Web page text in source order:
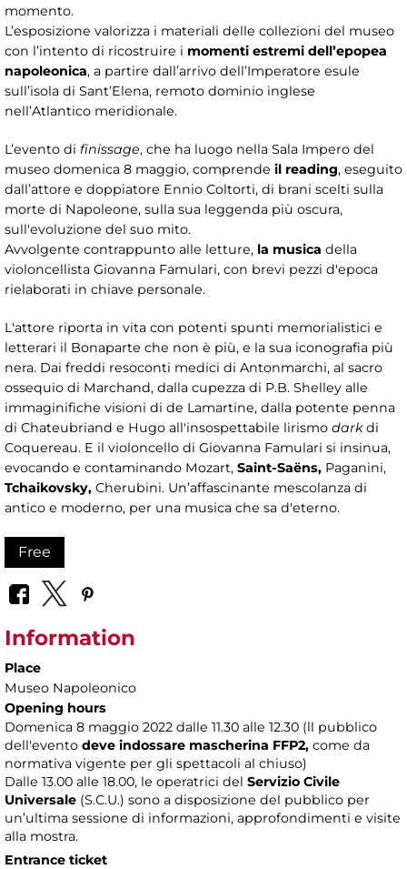
momento.
L’esposizione valorizza i materiali delle collezioni del museo
con l’intento di ricostruire i momenti estremi dell’epopea
napoleonica, a partire dall’arrivo dell’Imperatore esule
sull’isola di Sant’Elena, remoto dominio inglese
nell’Atlantico meridionale.
L’evento di finissage, che ha luogo nella Sala Impero del
museo domenica 8 maggio, comprende il reading, eseguito
dall’attore e doppiatore Ennio Coltorti, di brani scelti sulla
morte di Napoleone, sulla sua leggenda più oscura,
sull'evoluzione del suo mito.
Avvolgente contrappunto alle letture, la musica della
violoncellista Giovanna Famulari, con brevi pezzi d'epoca
rielaborati in chiave personale.
L'attore riporta in vita con potenti spunti memorialistici e
letterari il Bonaparte che non è più, e la sua iconografia più
nera. Dai freddi resoconti medici di Antonmarchi, al sacro
ossequio di Marchand, dalla cupezza di P.B. Shelley alle
immaginifiche visioni di de Lamartine, dalla potente penna
di Chateubriand e Hugo all'insospettabile lirismo darkdi
Coquereau. E il violoncello di Giovanna Famulari si insinua,
evocando e contaminando Mozart, Saint-Saëns, Paganini,
Tchaikovsky, Cherubini. Un’affascinante mescolanza di
antico e moderno, per una musica che sa d'eterno.
Free
Information
Place
Museo Napoleonico
Opening hours
Domenica 8 maggio 2022 dalle 11.30 alle 12.30 (ll pubblico
dell'evento deve indossare mascherina FFP2, come da
normativa vigente per gli spettacoli al chiuso)
Dalle 13.00 alle 18.00, le operatrici del Servizio Civile
Universale (S.C.U.) sono a disposizione del pubblico per
un’ultima sessione di informazioni, approfondimenti e visite
alla mostra.
Entrance ticket